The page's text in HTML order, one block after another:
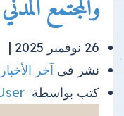
والمجتمع
26 نوفمبر 2025 |
نشر فى آخر الأخبار
كتب بواسطة